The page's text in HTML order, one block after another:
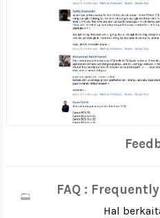
FAQ :
Hal